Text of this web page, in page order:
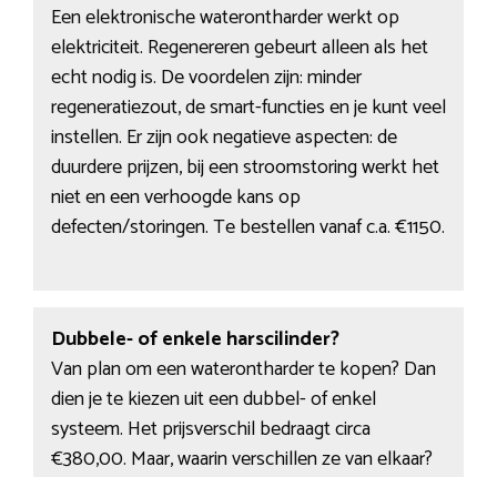
Een elektronische waterontharder werkt op
elektriciteit. Regenereren gebeurt alleen als het
echt nodig is. De voordelen zijn: minder
regeneratiezout, de smart-functies en je kunt veel
instellen. Er zijn ook negatieve aspecten: de
duurdere prijzen, bij een stroomstoring werkt het
niet en een verhoogde kans op
defecten/storingen. Te bestellen vanaf c.a. €1150.
Dubbele- of enkele harscilinder?
Van plan om een waterontharder te kopen? Dan
dien je te kiezen uit een dubbel- of enkel
systeem. Het prijsverschil bedraagt circa
€380,00. Maar, waarin verschillen ze van elkaar?